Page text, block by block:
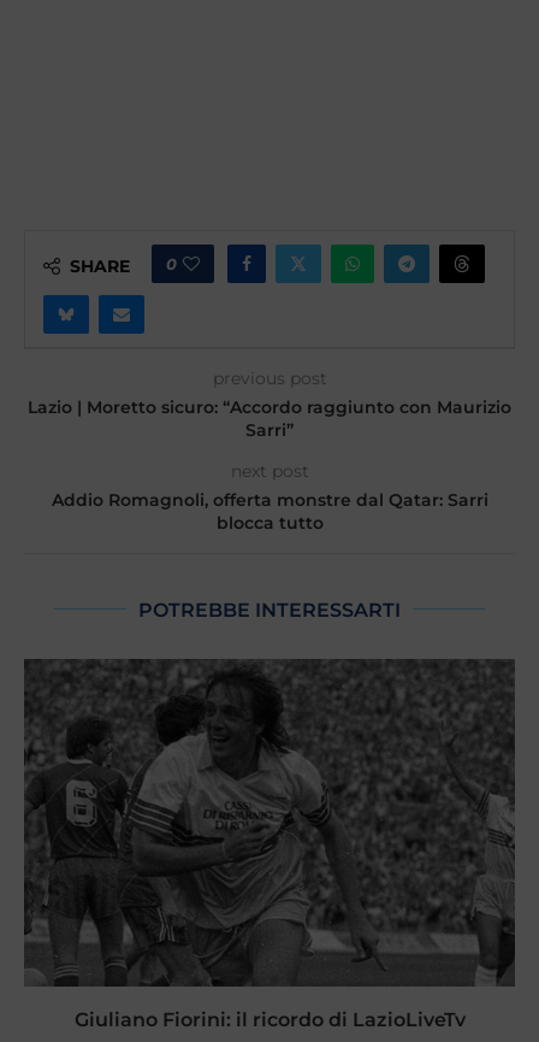
SHARE 0
previous post
Lazio | Moretto sicuro: “Accordo raggiunto con Maurizio
Sarri”
next post
Addio Romagnoli, offerta monstre dal Qatar: Sarri
blocca tutto
POTREBBE INTERESSARTI
Giuliano Fiorini: il ricordo di LazioLiveTv